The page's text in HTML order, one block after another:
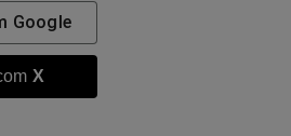
Google
X